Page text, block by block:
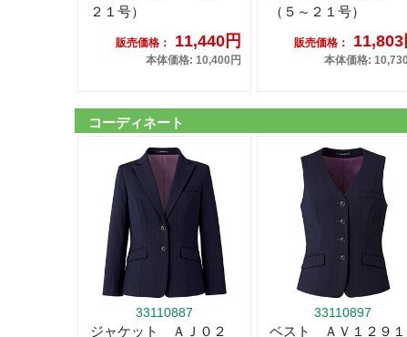
２１号）
販売価格： 11,440円
本体価格: 10,400円
（５～２１号）
販売価格： 11,803
本体価格:
コーディネート
33110887
ジャケット ＡＪ０２
33110897
ベスト ＡＶ１２９１